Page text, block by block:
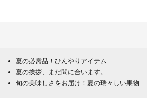
夏の必需品！ひんやりアイテム
夏の挨拶、まだ間に合います。
旬の美味しさをお届け！夏の瑞々しい果物